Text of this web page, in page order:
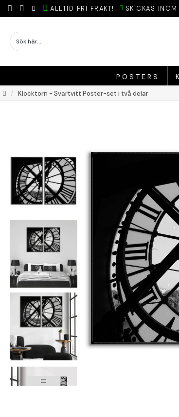
ALLTID FRI FRAKT! SKICKAS
POSTERS
Klocktorn - Svartvitt Poster-set i två delar